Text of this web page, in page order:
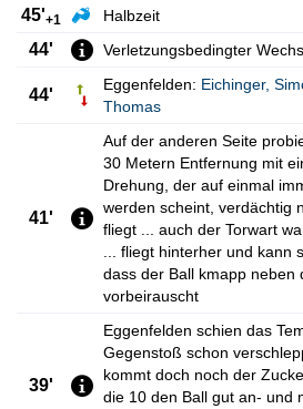
45'+1 Halbzeit
44' Verletzungsbedingter
44'
Eggenfelden: Eichinger,
Thomas
41'
Auf der anderen Seite
30 Metern Entfernung mit
Drehung, der auf einmal
werden scheint, verdächtig
fliegt ... auch der Torwart
... fliegt hinterher und kann
dass der Ball kmapp neben
vorbeirauscht
39'
Eggenfelden schien das
Gegenstoß schon
kommt doch noch der
die 10 den Ball gut an- und